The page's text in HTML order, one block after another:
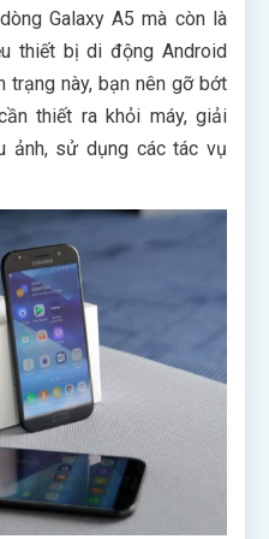
Galaxy A5 mà còn là
thiết bị di động Android
trạng này, bạn nên gỡ bớt
thiết ra khỏi máy, giải
ảnh, sử dụng các tác vụ